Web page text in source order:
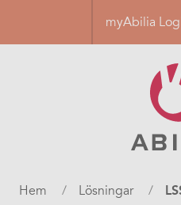
huvudinnehåll
myAbilia
Länkstig
Hem Lösningar